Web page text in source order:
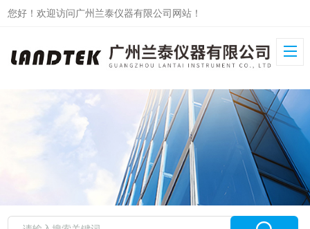
您好！欢迎访问广州兰泰仪器有限公司网站！